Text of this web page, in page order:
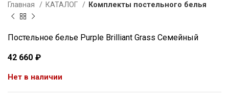
Главная КАТАЛОГ Комплекты постельного белья
Постельное белье Purple Brilliant Grass Семейный
42 660 ₽
Нет в наличии